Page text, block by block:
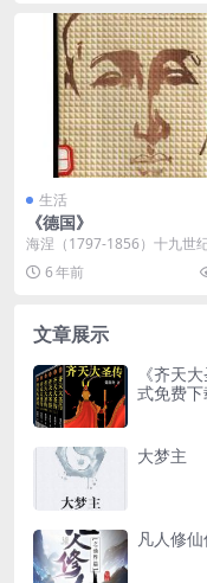
生活
《德国》
海涅（1797-1856）十九世
杰出的革命民主主义诗人和政
家，生于犹太商...
6 年前
文章展示
《齐天
式免费
大梦主
凡人修